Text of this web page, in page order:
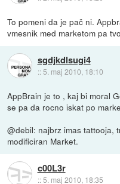
To pomeni da je pač ni.
vmesnik med marketom pa
sgdjkdlsugi4
:: 5. maj 2010, 18:10
AppBrain je to , kaj bi moral
se pa da rocno iskat po
@debil: najbrz imas tattooja,
modificiran Market.
c00L3r
::5. maj 2010, 18:35